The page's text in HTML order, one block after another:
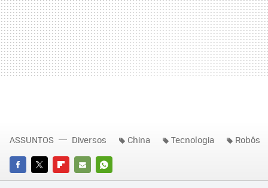
FACEBOOK
TWITTERFLIPBOARD
E-
WHATSAPP
ASSUNTOS Diversos China Tecnologia Robôs